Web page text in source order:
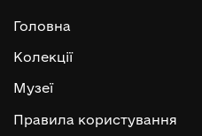
Головна
Колекції
Музеї
Правила користування